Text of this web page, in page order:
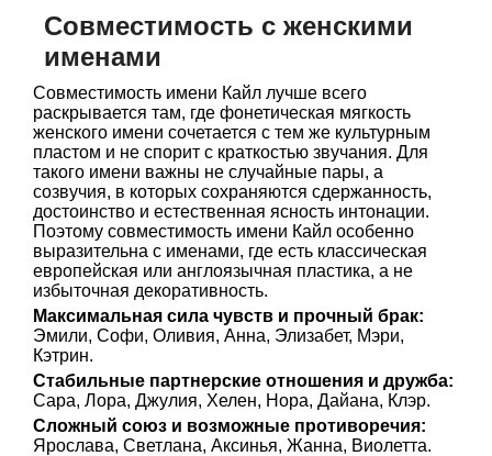
Совместимость с женскими
именами
Совместимость имени Кайл лучше всего
раскрывается там, где фонетическая мягкость
женского имени сочетается с тем же культурным
пластом и не спорит с краткостью звучания. Для
такого имени важны не случайные пары, а
созвучия, в которых сохраняются сдержанность,
достоинство и естественная ясность интонации.
Поэтому совместимость имени Кайл особенно
выразительна с именами, где есть классическая
европейская или англоязычная пластика, а не
избыточная декоративность.
Максимальная сила чувств и прочный брак:
Эмили, Софи, Оливия, Анна, Элизабет, Мэри,
Кэтрин.
Стабильные партнерские отношения и дружба:
Сара, Лора, Джулия, Хелен, Нора, Дайана, Клэр.
Сложный союз и возможные противоречия:
Ярослава, Светлана, Аксинья, Жанна, Виолетта.